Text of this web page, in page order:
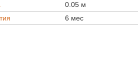
0.05 м
6 мес